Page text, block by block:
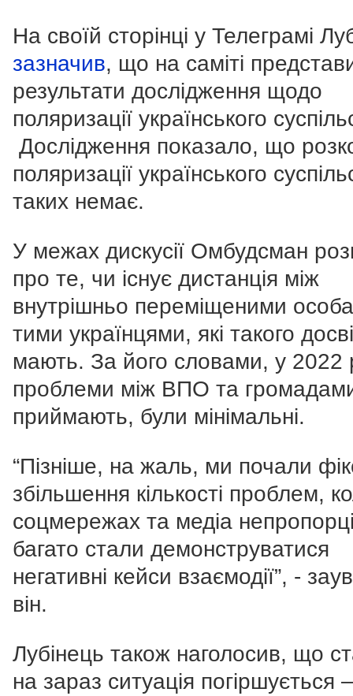
На своїй сторінці у Телеграмі
зазначив, що на саміті
результати дослідження щодо
поляризації українського
Дослідження показало, що
поляризації українського
таких немає.
У межах дискусії Омбудсман
про те, чи існує дистанція між
внутрішньо переміщеними
тими українцями, які такого
мають. За його словами, у 2022
проблеми між ВПО та
приймають, були мінімальні.
“Пізніше, на жаль, ми почали
збільшення кількості проблем,
соцмережах та медіа
багато стали демонструватися
негативні кейси взаємодії”, -
він.
Лубінець також наголосив, що
на зараз ситуація погіршується